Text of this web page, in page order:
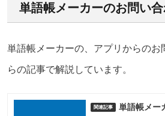
単語帳メーカーのお問い
単語帳メーカーの、アプリからのお
らの記事で解説しています。
単語帳メー